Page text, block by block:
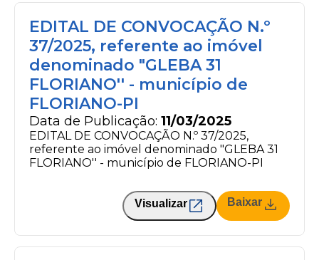
EDITAL DE CONVOCAÇÃO N.º
37/2025, referente ao imóvel
denominado "GLEBA 31
FLORIANO'' - município de
FLORIANO-PI
Data de Publicação: 11/03/2025
EDITAL DE CONVOCAÇÃO N.º 37/2025,
referente ao imóvel denominado "GLEBA 31
FLORIANO'' - município de FLORIANO-PI
Visualizar Baixar